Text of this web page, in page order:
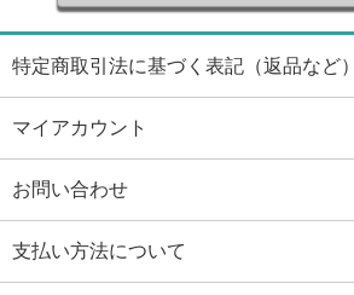
特定商取引法に基づく表記（返品など）
マイアカウント
お問い合わせ
支払い方法について